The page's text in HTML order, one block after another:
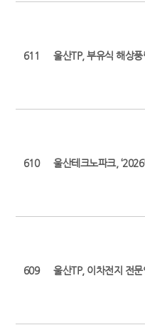
611 울산TP, 부유식 해상
610 울산테크노파크,
609 울산TP, 이차전지 전